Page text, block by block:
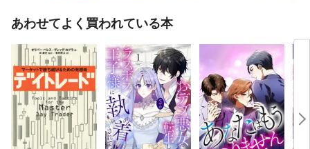
あわせてよく買われている本